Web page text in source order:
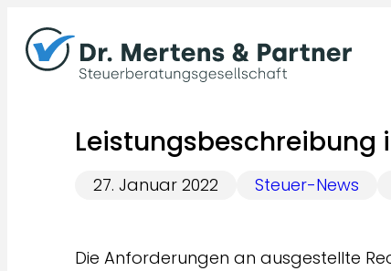
Inhalt
springen
Leistungsbeschreibung
27. Januar 2022 Steuer-News
Die Anforderungen an ausgestellte